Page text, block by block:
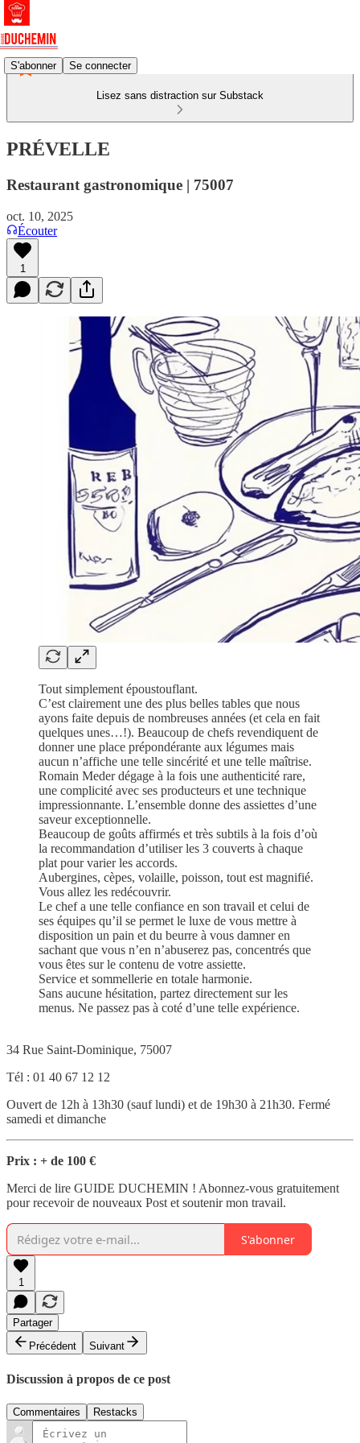
S'abonner Se connecter
Lisez sans distraction sur Substack
PRÉVELLE
Restaurant gastronomique | 75007
oct. 10, 2025
Écouter
1
Tout simplement époustouflant.
C’est clairement une des plus belles tables que nous
ayons faite depuis de nombreuses années (et cela en fait
quelques unes…!). Beaucoup de chefs revendiquent de
donner une place prépondérante aux légumes mais
aucun n’affiche une telle sincérité et une telle maîtrise.
Romain Meder dégage à la fois une authenticité rare,
une complicité avec ses producteurs et une technique
impressionnante. L’ensemble donne des assiettes d’une
saveur exceptionnelle.
Beaucoup de goûts affirmés et très subtils à la fois d’où
la recommandation d’utiliser les 3 couverts à chaque
plat pour varier les accords.
Aubergines, cèpes, volaille, poisson, tout est magnifié.
Vous allez les redécouvrir.
Le chef a une telle confiance en son travail et celui de
ses équipes qu’il se permet le luxe de vous mettre à
disposition un pain et du beurre à vous damner en
sachant que vous n’en n’abuserez pas, concentrés que
vous êtes sur le contenu de votre assiette.
Service et sommellerie en totale harmonie.
Sans aucune hésitation, partez directement sur les
menus. Ne passez pas à coté d’une telle expérience.
34 Rue Saint-Dominique, 75007
Tél : 01 40 67 12 12
Ouvert de 12h à 13h30 (sauf lundi) et de 19h30 à 21h30. Fermé
samedi et dimanche
Prix : + de 100 €
Merci de lire GUIDE DUCHEMIN ! Abonnez-vous gratuitement
pour recevoir de nouveaux Post et soutenir mon travail.
S'abonner
1
Partager
Précédent
Suivant
Discussion à propos de ce post
Commentaires Restacks